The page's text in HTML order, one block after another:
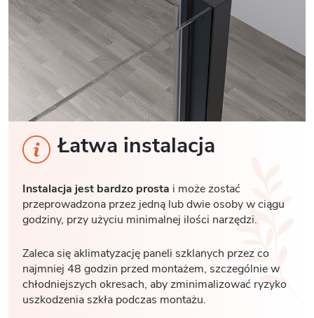
Łatwa instalacja
Instalacja jest bardzo prosta i może zostać
przeprowadzona przez jedną lub dwie osoby w ciągu
godziny, przy użyciu minimalnej ilości narzędzi.
Zaleca się aklimatyzację paneli szklanych przez co
najmniej 48 godzin przed montażem, szczególnie w
chłodniejszych okresach, aby zminimalizować ryzyko
uszkodzenia szkła podczas montażu.